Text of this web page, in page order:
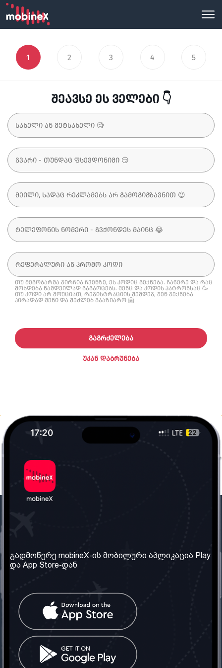
1 2 3 4 5
შეავსე ეს ველები 👇
თუ მეგობარმა გირჩია ჩვენზე, ეს კოდიც გექნება. ჩაწერე და რაც
მოხდება ნამდვილად გაგაოცებს. შენც და კოდის პატრონსაც 🥳
თუ კოდი არ მოუციათ, რეგისტრაციის შემდეგ, შენ გექნება
პირადად შენი და შეძლებ გააზიარო 🤗
ᲣᲙᲐᲜ ᲓᲐᲑᲠᲣᲜᲔᲑᲐ
ᲒᲐᲒᲠᲫᲔᲚᲔᲑᲐ
ჩვენ შესახებ
ჩვენი სერვისები
წესები და პირობები
კითხვები
კონტაქტი
საქართველო: თბილისი
ტელ: 032 2 04 00 50
სოციალური ქსელი
გადმოწერე mobineX-ის მობილური აპლიკაცია Play
და App Store-დან